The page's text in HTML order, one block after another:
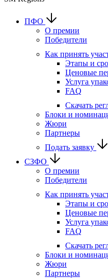
ПФО
О премии
Победители
Как принять
Этапы и
Ценовые
Услуга
FAQ
Скачать
Блоки и
Жюри
Партнеры
Подать заявку
СЗФО
О премии
Победители
Как принять
Этапы и
Ценовые
Услуга
FAQ
Скачать
Блоки и
Жюри
Партнеры